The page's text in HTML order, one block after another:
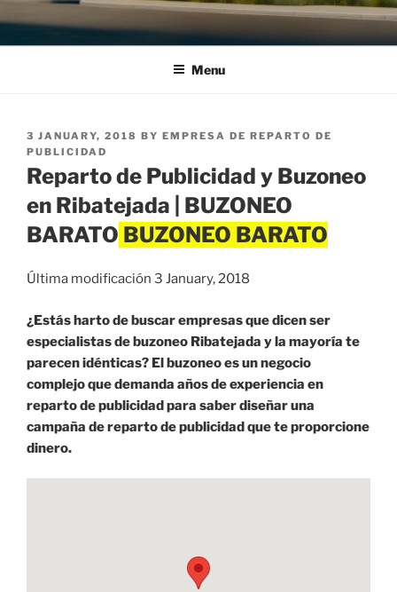
Menu
POSTED
ON
3 JANUARY, 2018 BY EMPRESA DE REPARTO DE
PUBLICIDAD
Reparto de Publicidad y Buzoneo
en Ribatejada | BUZONEO
BARATO
Última modificación 3 January, 2018
¿Estás harto de buscar empresas que dicen ser
especialistas de buzoneo Ribatejada y la mayoría te
parecen idénticas? El buzoneo es un negocio
complejo que demanda años de experiencia en
reparto de publicidad para saber diseñar una
campaña de reparto de publicidad que te proporcione
dinero.